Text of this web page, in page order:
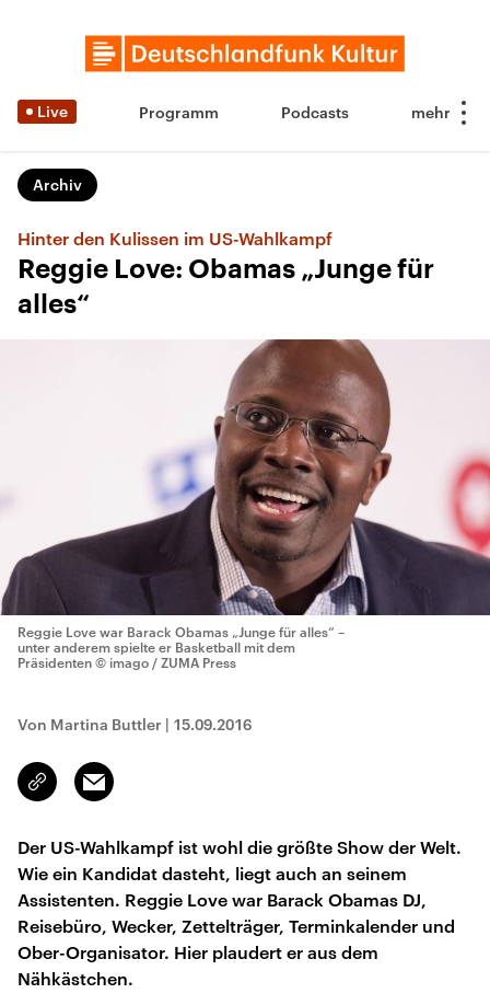
Live Programm Podcasts
Archiv
Hinter den Kulissen im US-Wahlkampf
Reggie Love: Obamas „Junge für
alles“
Reggie Love war Barack Obamas „Junge für alles“ –
unter anderem spielte er Basketball mit dem
Präsidenten © imago / ZUMA Press
Von Martina Buttler | 15.09.2016
Link
kopieren/teilen
Email
Der US-Wahlkampf ist wohl die größte Show der Welt.
Wie ein Kandidat dasteht, liegt auch an seinem
Assistenten. Reggie Love war Barack Obamas DJ,
Reisebüro, Wecker, Zettelträger, Terminkalender und
Ober-Organisator. Hier plaudert er aus dem
Nähkästchen.